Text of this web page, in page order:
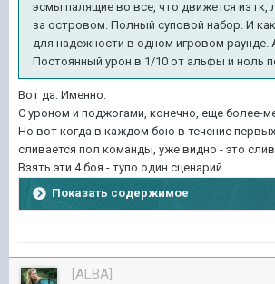
эсмы палящие во все, что движется из гк,
за островом. Полный суповой набор. И
для надежности в одном игровом раунде.
Постоянный урон в 1/10 от альфы и ноль
Вот да. Именно.
С уроном и поджогами, конечно, еще более-
Но вот когда в каждом бою в течение
сливается пол команды, уже видно - это
Взять эти 4 боя - тупо один сценарий.
Показать содержимое
[ALBA]